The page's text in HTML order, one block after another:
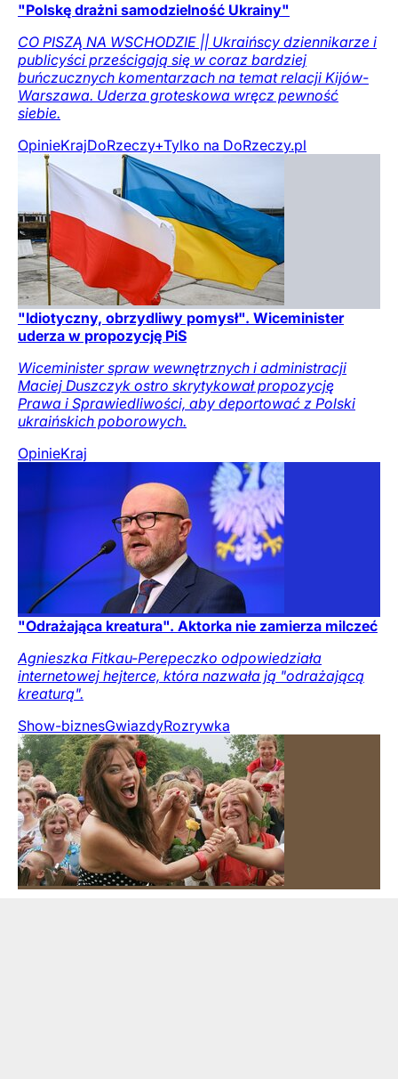
"Polskę drażni samodzielność Ukrainy"
CO PISZĄ NA WSCHODZIE || Ukraińscy dziennikarze i
publicyści prześcigają się w coraz bardziej
buńczucznych komentarzach na temat relacji Kijów-
Warszawa. Uderza groteskowa wręcz pewność
siebie.
OpinieKrajDoRzeczy+Tylko na DoRzeczy.pl
"Idiotyczny, obrzydliwy pomysł". Wiceminister
uderza w propozycję PiS
Wiceminister spraw wewnętrznych i administracji
Maciej Duszczyk ostro skrytykował propozycję
Prawa i Sprawiedliwości, aby deportować z Polski
ukraińskich poborowych.
OpinieKraj
"Odrażająca kreatura". Aktorka nie zamierza milczeć
Agnieszka Fitkau-Perepeczko odpowiedziała
internetowej hejterce, która nazwała ją "odrażającą
kreaturą".
Show-biznesGwiazdyRozrywka